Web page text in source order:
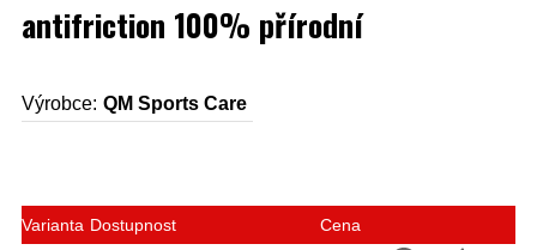
antifriction 100% přírodní
Výrobce: QM Sports Care
Varianta Dostupnost
Cena